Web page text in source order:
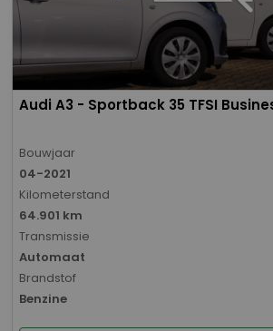
Audi A3 - Sportback 35 TFSI
Bouwjaar
04-2021
Kilometerstand
64.901 km
Transmissie
Automaat
Brandstof
Benzine